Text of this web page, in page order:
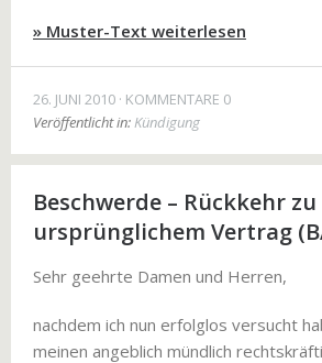
» Muster-Text weiterlesen
26. JUNI 2010 KOMMENTARE 0
Veröffentlicht in:Kündigung
Beschwerde – Rückkehr zu
ursprünglichem Vertrag
Sehr geehrte Damen und Herren,
nachdem ich nun erfolglos versucht
meinen angeblich mündlich